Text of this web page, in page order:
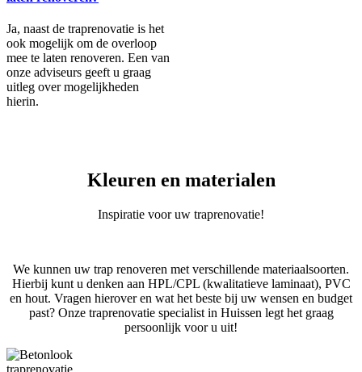
Ja, naast de traprenovatie is het
ook mogelijk om de overloop
mee te laten renoveren. Een van
onze adviseurs geeft u graag
uitleg over mogelijkheden
hierin.
Kleuren en materialen
Inspiratie voor uw traprenovatie!
We kunnen uw trap renoveren met verschillende materiaalsoorten.
Hierbij kunt u denken aan HPL/CPL (kwalitatieve laminaat), PVC
en hout. Vragen hierover en wat het beste bij uw wensen en budget
past? Onze traprenovatie specialist in Huissen legt het graag
persoonlijk voor u uit!